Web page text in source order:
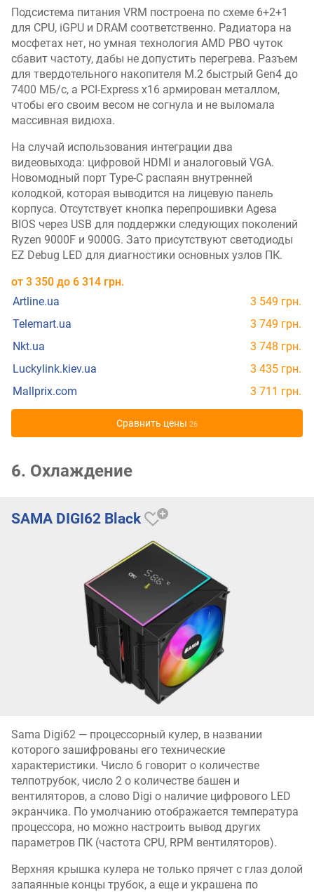
Подсистема питания VRM построена по схеме 6+2+1
для CPU, iGPU и DRAM соответственно. Радиатора на
мосфетах нет, но умная технология AMD PBO чуток
сбавит частоту, дабы не допустить перегрева. Разъем
для твердотельного накопителя M.2 быстрый Gen4 до
7400 МБ/с, а PCI-Express х16 армирован металлом,
чтобы его своим весом не согнула и не выломала
массивная видюха.
На случай использования интеграции два
видеовыхода: цифровой HDMI и аналоговый VGA.
Новомодный порт Type-C распаян внутренней
колодкой, которая выводится на лицевую панель
корпуса. Отсутствует кнопка перепрошивки Agesa
BIOS через USB для поддержки следующих поколений
Ryzen 9000F и 9000G. Зато присутствуют светодиоды
EZ Debug LED для диагностики основных узлов ПК.
от 3 350 до 6 314 грн.
Artline.ua
3 549 грн.
Telemart.ua
3 749 грн.
Nkt.ua
3 748 грн.
Luckylink.kiev.ua
3 435 грн.
Mallprix.com
3 711 грн.
Cравнить цены 26
6. Охлаждение
SAMA DIGI62 Black
Sama Digi62 — процессорный кулер, в названии
которого зашифрованы его технические
характеристики. Число 6 говорит о количестве
телпотрубок, число 2 о количестве башен и
вентиляторов, а слово Digi о наличие цифрового LED
экранчика. По умолчанию отображается температура
процессора, но можно настроить вывод других
параметров ПК (частота CPU, RPM вентиляторов).
Верхняя крышка кулера не только прячет с глаз долой
запаянные концы трубок, а еще и украшена по